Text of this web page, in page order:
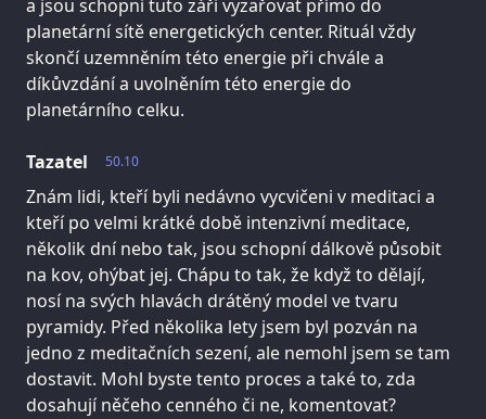
a jsou schopni tuto záři vyzařovat přímo do
planetární sítě energetických center. Rituál vždy
skončí uzemněním této energie při chvále a
díkůvzdání a uvolněním této energie do
planetárního celku.
50.10
Tazatel
Znám lidi, kteří byli nedávno vycvičeni v meditaci a
kteří po velmi krátké době intenzivní meditace,
několik dní nebo tak, jsou schopní dálkově působit
na kov, ohýbat jej. Chápu to tak, že když to dělají,
nosí na svých hlavách drátěný model ve tvaru
pyramidy. Před několika lety jsem byl pozván na
jedno z meditačních sezení, ale nemohl jsem se tam
dostavit. Mohl byste tento proces a také to, zda
dosahují něčeho cenného či ne, komentovat?